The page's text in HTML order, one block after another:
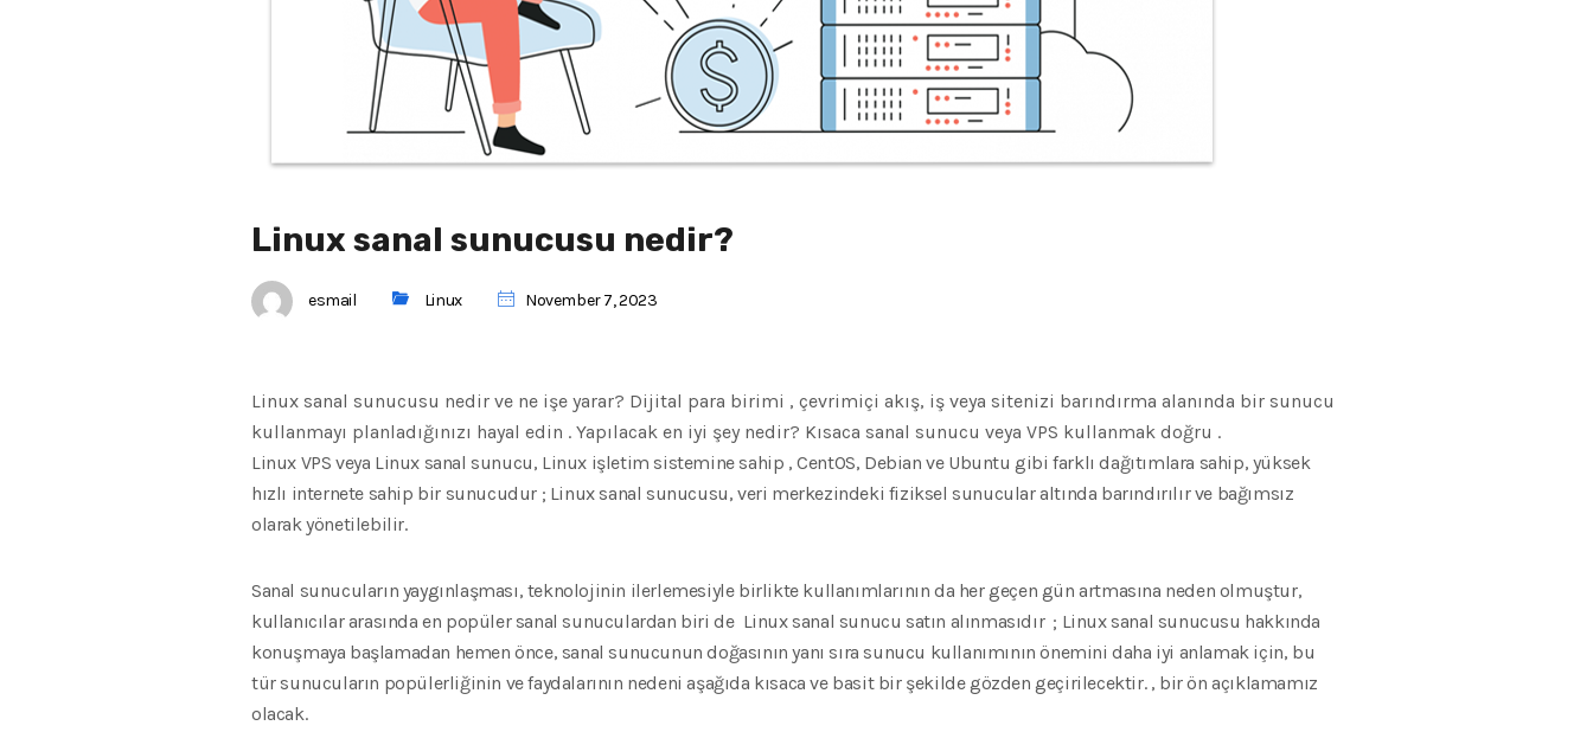
Linux sanal sunucusu nedir?
esmail Linux November 7, 2023
Linux sanal sunucusu nedir ve ne işe yarar? Dijital para birimi , çevrimiçi akış, iş veya sitenizi barındırma alanında bir sunucu
kullanmayı planladığınızı hayal edin . Yapılacak en iyi şey nedir? Kısaca sanal sunucu veya VPS kullanmak doğru .
Linux VPS veya Linux sanal sunucu, Linux işletim sistemine sahip , CentOS, Debian ve Ubuntu gibi farklı dağıtımlara sahip, yüksek
hızlı internete sahip bir sunucudur ; Linux sanal sunucusu, veri merkezindeki fiziksel sunucular altında barındırılır ve bağımsız
olarak yönetilebilir.
Sanal sunucuların yaygınlaşması, teknolojinin ilerlemesiyle birlikte kullanımlarının da her geçen gün artmasına neden olmuştur,
kullanıcılar arasında en popüler sanal sunuculardan biri de Linux sanal sunucu satın alınmasıdır ; Linux sanal sunucusu hakkında
konuşmaya başlamadan hemen önce, sanal sunucunun doğasının yanı sıra sunucu kullanımının önemini daha iyi anlamak için, bu
tür sunucuların popülerliğinin ve faydalarının nedeni aşağıda kısaca ve basit bir şekilde gözden geçirilecektir. , bir ön açıklamamız
olacak.